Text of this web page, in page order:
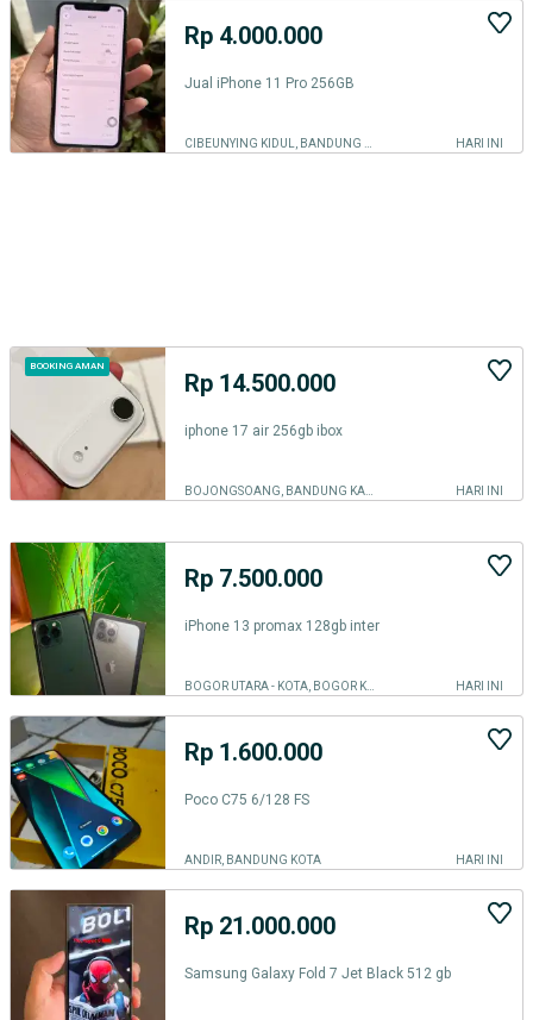
Rp 4.000.000
Jual iPhone 11 Pro 256GB
HARI INI
BOOKING AMAN
Rp 14.500.000
iphone 17 air 256gb ibox
HARI INI
Rp 7.500.000
iPhone 13 promax 128gb inter
HARI INI
Rp 1.600.000
Poco C75 6/128 FS
ANDIR, BANDUNG KOTA HARI INI
Rp 21.000.000
Samsung Galaxy Fold 7 Jet Black 512 gb